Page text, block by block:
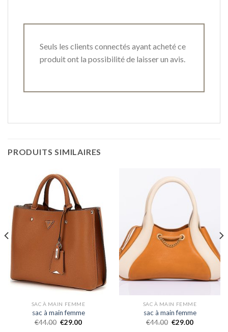
Seuls les clients connectés ayant acheté ce
produit ont la possibilité de laisser un avis.
PRODUITS SIMILAIRES
SAC À MAIN FEMME
sac à main femme
€44.00 €29.00
SAC À MAIN FEMME
sac à main femme
€44.00 €29.00